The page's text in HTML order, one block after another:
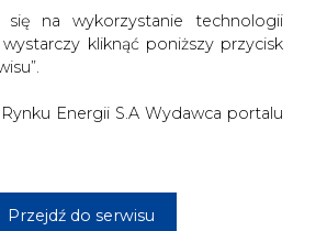
się na wykorzystanie technologii
kliknąć poniższy przycisk
Energii S.A Wydawca portalu
Przejdź do serwisu
jak w przypadku innych sportów,
siatkówka, czy sporty motorowe
nasze zaangażowanie w piłkę nożną
korzyści biznesowe i pozwoli
marki - powiedział Daniel Obajtek,
Orlen.
Piłka nożna i rozgrywki klubowe są
do wzmacniania swojej marki i